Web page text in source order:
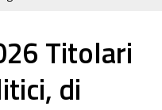
Titolari
di